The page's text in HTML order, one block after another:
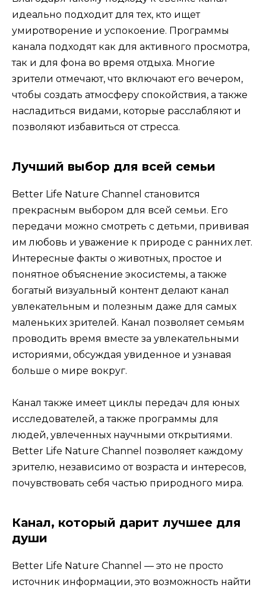
идеально подходит для тех, кто ищет
умиротворение и успокоение. Программы
канала подходят как для активного просмотра,
так и для фона во время отдыха. Многие
зрители отмечают, что включают его вечером,
чтобы создать атмосферу спокойствия, а также
насладиться видами, которые расслабляют и
позволяют избавиться от стресса.
Лучший выбор для всей семьи
Better Life Nature Channel становится
прекрасным выбором для всей семьи. Его
передачи можно смотреть с детьми, прививая
им любовь и уважение к природе с ранних лет.
Интересные факты о животных, простое и
понятное объяснение экосистемы, а также
богатый визуальный контент делают канал
увлекательным и полезным даже для самых
маленьких зрителей. Канал позволяет семьям
проводить время вместе за увлекательными
историями, обсуждая увиденное и узнавая
больше о мире вокруг.
Канал также имеет циклы передач для юных
исследователей, а также программы для
людей, увлеченных научными открытиями.
Better Life Nature Channel позволяет каждому
зрителю, независимо от возраста и интересов,
почувствовать себя частью природного мира.
Канал, который дарит лучшее для
души
Better Life Nature Channel — это не просто
источник информации, это возможность найти